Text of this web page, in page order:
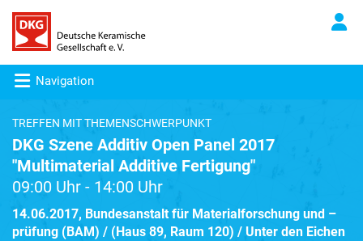
Navigation
TREFFEN MIT THEMENSCHWERPUNKT
DKG Szene Additiv Open Panel 2017
"Multimaterial Additive Fertigung"
09:00 Uhr - 14:00 Uhr
14.06.2017, Bundesanstalt für Materialforschung und –
prüfung (BAM) / (Haus 89, Raum 120) / Unter den Eichen